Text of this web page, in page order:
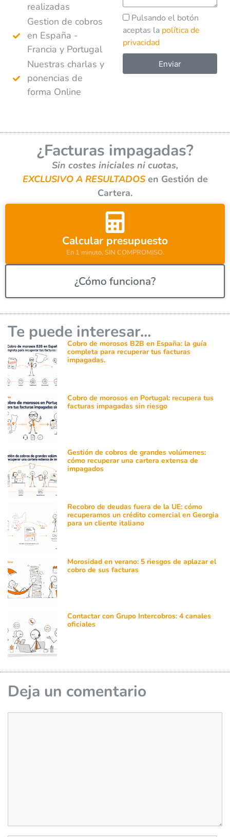
realizadas
Gestion de cobros
en España -
Francia y Portugal
Nuestras charlas y
ponencias de
forma Online
Pulsando el botón
aceptas la política de
privacidad
Enviar
r
n
a
t
i
v
:
¿Facturas impagadas?
Sin costes iniciales ni cuotas,
EXCLUSIVO A RESULTADOSen Gestión de
Cartera.
Calcular presupuesto
En 1 minuto, SIN COMPROMISO.
¿Cómo funciona?
Te puede interesar...
Cobro de morosos B2B en España: la guía
completa para recuperar tus facturas
impagadas.
Cobro de morosos en Portugal: recupera tus
facturas impagadas sin riesgo
Gestión de cobros de grandes volúmenes:
cómo recuperar una cartera extensa de
impagados
Recobro de deudas fuera de la UE: cómo
recuperamos un crédito comercial en Georgia
para un cliente italiano
Morosidad en verano: 5 riesgos de aplazar el
cobro de sus facturas
Contactar con Grupo Intercobros: 4 canales
oficiales
Deja un comentario